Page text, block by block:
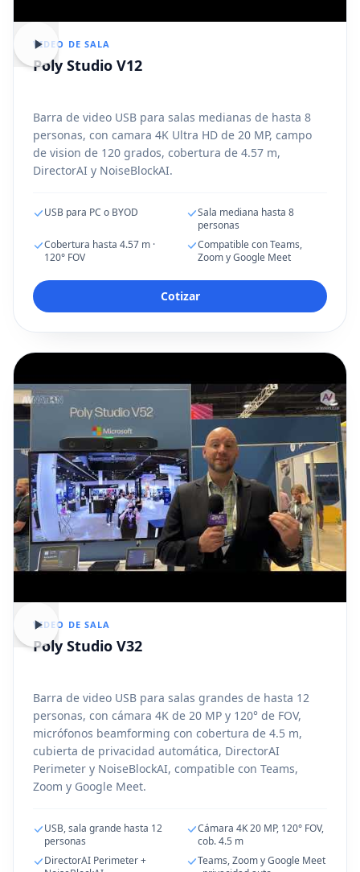
VIDEO DE SALA
Poly Studio V12
Barra de video USB para salas medianas de hasta 8
personas, con camara 4K Ultra HD de 20 MP, campo
de vision de 120 grados, cobertura de 4.57 m,
DirectorAI y NoiseBlockAI.
USB para PC o BYOD
Sala mediana hasta 8
personas
Cobertura hasta 4.57 m ·
120° FOV
Compatible con Teams,
Zoom y Google Meet
Cotizar
VIDEO DE SALA
Poly Studio V32
Barra de video USB para salas grandes de hasta 12
personas, con cámara 4K de 20 MP y 120° de FOV,
micrófonos beamforming con cobertura de 4.5 m,
cubierta de privacidad automática, DirectorAI
Perimeter y NoiseBlockAI, compatible con Teams,
Zoom y Google Meet.
USB, sala grande hasta 12
personas
Cámara 4K 20 MP, 120° FOV,
cob. 4.5 m
DirectorAI Perimeter +
Teams, Zoom y Google Meet